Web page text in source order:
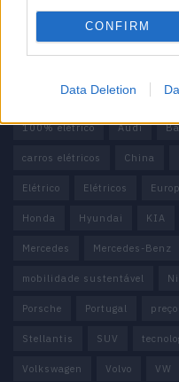
CONFIRM
Data Deletion
Política de Privacidade
Termos e condições
100% elétrico Audi
carros elétricos China
Elétrico Elétricos
Honda Hyundai KIA
Mercedes Mercedes-Benz
mobilidade sustentável
Porsche Portugal
Stellantis SUV
Volkswagen Volvo VW